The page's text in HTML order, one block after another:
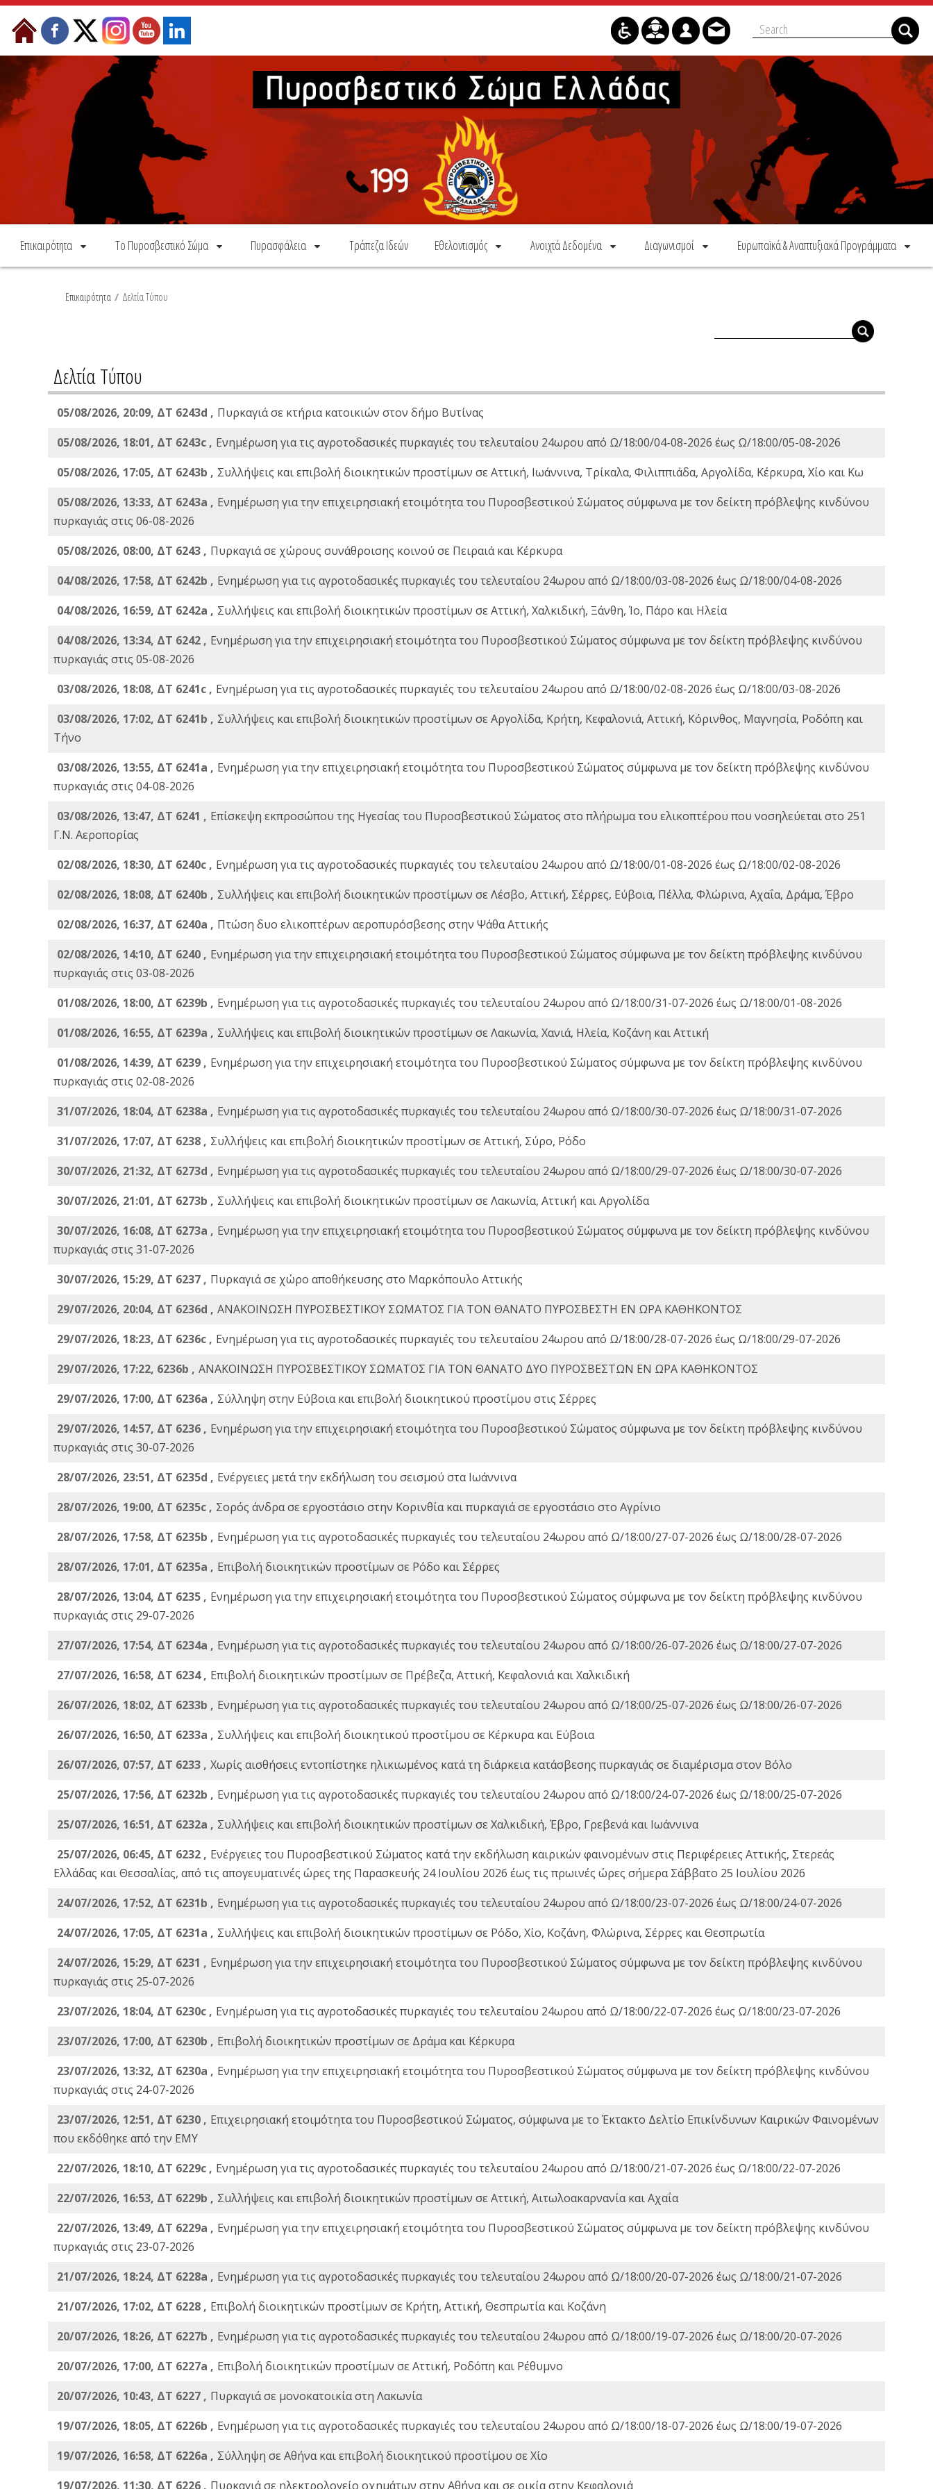
Skip to Content
Επικαιρότητα Το Πυροσβεστικό Σώμα Πυρασφάλεια Τράπεζα Ιδεών Εθελοντισμός Ανοιχτά Δεδομένα Διαγωνισμοί Ευρωπαϊκά & Αναπτυξιακά Προγράμματα
Επικαιρότητα / Δελτία Τύπου
Δελτία Τύπου
05/08/2026, 20:09, ΔΤ 6243d , Πυρκαγιά σε κτήρια κατοικιών στον δήμο Βυτίνας
05/08/2026, 18:01, ΔΤ 6243c , Ενημέρωση για τις αγροτοδασικές πυρκαγιές του τελευταίου 24ωρου από Ω/18:00/04-08-2026 έως Ω/18:00/05-08-2026
05/08/2026, 17:05, ΔΤ 6243b , Συλλήψεις και επιβολή διοικητικών προστίμων σε Αττική, Ιωάννινα, Τρίκαλα, Φιλιππιάδα, Αργολίδα, Κέρκυρα, Χίο και Κω
05/08/2026, 13:33, ΔΤ 6243a , Ενημέρωση για την επιχειρησιακή ετοιμότητα του Πυροσβεστικού Σώματος σύμφωνα με τον δείκτη πρόβλεψης κινδύνου
πυρκαγιάς στις 06-08-2026
05/08/2026, 08:00, ΔΤ 6243 , Πυρκαγιά σε χώρους συνάθροισης κοινού σε Πειραιά και Κέρκυρα
04/08/2026, 17:58, ΔΤ 6242b , Ενημέρωση για τις αγροτοδασικές πυρκαγιές του τελευταίου 24ωρου από Ω/18:00/03-08-2026 έως Ω/18:00/04-08-2026
04/08/2026, 16:59, ΔΤ 6242a , Συλλήψεις και επιβολή διοικητικών προστίμων σε Αττική, Χαλκιδική, Ξάνθη, Ίο, Πάρο και Ηλεία
04/08/2026, 13:34, ΔΤ 6242 , Ενημέρωση για την επιχειρησιακή ετοιμότητα του Πυροσβεστικού Σώματος σύμφωνα με τον δείκτη πρόβλεψης κινδύνου
πυρκαγιάς στις 05-08-2026
03/08/2026, 18:08, ΔΤ 6241c , Ενημέρωση για τις αγροτοδασικές πυρκαγιές του τελευταίου 24ωρου από Ω/18:00/02-08-2026 έως Ω/18:00/03-08-2026
03/08/2026, 17:02, ΔΤ 6241b , Συλλήψεις και επιβολή διοικητικών προστίμων σε Αργολίδα, Κρήτη, Κεφαλονιά, Αττική, Κόρινθος, Μαγνησία, Ροδόπη και
Τήνο
03/08/2026, 13:55, ΔΤ 6241a , Ενημέρωση για την επιχειρησιακή ετοιμότητα του Πυροσβεστικού Σώματος σύμφωνα με τον δείκτη πρόβλεψης κινδύνου
πυρκαγιάς στις 04-08-2026
03/08/2026, 13:47, ΔΤ 6241 , Επίσκεψη εκπροσώπου της Ηγεσίας του Πυροσβεστικού Σώματος στο πλήρωμα του ελικοπτέρου που νοσηλεύεται στο 251
Γ.Ν. Αεροπορίας
02/08/2026, 18:30, ΔΤ 6240c , Ενημέρωση για τις αγροτοδασικές πυρκαγιές του τελευταίου 24ωρου από Ω/18:00/01-08-2026 έως Ω/18:00/02-08-2026
02/08/2026, 18:08, ΔΤ 6240b , Συλλήψεις και επιβολή διοικητικών προστίμων σε Λέσβο, Αττική, Σέρρες, Εύβοια, Πέλλα, Φλώρινα, Αχαΐα, Δράμα, Έβρο
02/08/2026, 16:37, ΔΤ 6240a , Πτώση δυο ελικοπτέρων αεροπυρόσβεσης στην Ψάθα Αττικής
02/08/2026, 14:10, ΔΤ 6240 , Ενημέρωση για την επιχειρησιακή ετοιμότητα του Πυροσβεστικού Σώματος σύμφωνα με τον δείκτη πρόβλεψης κινδύνου
πυρκαγιάς στις 03-08-2026
01/08/2026, 18:00, ΔΤ 6239b , Ενημέρωση για τις αγροτοδασικές πυρκαγιές του τελευταίου 24ωρου από Ω/18:00/31-07-2026 έως Ω/18:00/01-08-2026
01/08/2026, 16:55, ΔΤ 6239a , Συλλήψεις και επιβολή διοικητικών προστίμων σε Λακωνία, Χανιά, Ηλεία, Κοζάνη και Αττική
01/08/2026, 14:39, ΔΤ 6239 , Ενημέρωση για την επιχειρησιακή ετοιμότητα του Πυροσβεστικού Σώματος σύμφωνα με τον δείκτη πρόβλεψης κινδύνου
πυρκαγιάς στις 02-08-2026
31/07/2026, 18:04, ΔΤ 6238a , Ενημέρωση για τις αγροτοδασικές πυρκαγιές του τελευταίου 24ωρου από Ω/18:00/30-07-2026 έως Ω/18:00/31-07-2026
31/07/2026, 17:07, ΔΤ 6238 , Συλλήψεις και επιβολή διοικητικών προστίμων σε Αττική, Σύρο, Ρόδο
30/07/2026, 21:32, ΔΤ 6273d , Ενημέρωση για τις αγροτοδασικές πυρκαγιές του τελευταίου 24ωρου από Ω/18:00/29-07-2026 έως Ω/18:00/30-07-2026
30/07/2026, 21:01, ΔΤ 6273b , Συλλήψεις και επιβολή διοικητικών προστίμων σε Λακωνία, Αττική και Αργολίδα
30/07/2026, 16:08, ΔΤ 6273a , Ενημέρωση για την επιχειρησιακή ετοιμότητα του Πυροσβεστικού Σώματος σύμφωνα με τον δείκτη πρόβλεψης κινδύνου
πυρκαγιάς στις 31-07-2026
30/07/2026, 15:29, ΔΤ 6237 , Πυρκαγιά σε χώρο αποθήκευσης στο Μαρκόπουλο Αττικής
29/07/2026, 20:04, ΔΤ 6236d , ΑΝΑΚΟΙΝΩΣΗ ΠΥΡΟΣΒΕΣΤΙΚΟΥ ΣΩΜΑΤΟΣ ΓΙΑ ΤΟΝ ΘΑΝΑΤΟ ΠΥΡΟΣΒΕΣΤΗ ΕΝ ΩΡΑ ΚΑΘΗΚΟΝΤΟΣ
29/07/2026, 18:23, ΔΤ 6236c , Ενημέρωση για τις αγροτοδασικές πυρκαγιές του τελευταίου 24ωρου από Ω/18:00/28-07-2026 έως Ω/18:00/29-07-2026
29/07/2026, 17:22, 6236b , ΑΝΑΚΟΙΝΩΣΗ ΠΥΡΟΣΒΕΣΤΙΚΟΥ ΣΩΜΑΤΟΣ ΓΙΑ ΤΟΝ ΘΑΝΑΤΟ ΔΥΟ ΠΥΡΟΣΒΕΣΤΩΝ ΕΝ ΩΡΑ ΚΑΘΗΚΟΝΤΟΣ
29/07/2026, 17:00, ΔΤ 6236a , Σύλληψη στην Εύβοια και επιβολή διοικητικού προστίμου στις Σέρρες
29/07/2026, 14:57, ΔΤ 6236 , Ενημέρωση για την επιχειρησιακή ετοιμότητα του Πυροσβεστικού Σώματος σύμφωνα με τον δείκτη πρόβλεψης κινδύνου
πυρκαγιάς στις 30-07-2026
28/07/2026, 23:51, ΔΤ 6235d , Ενέργειες μετά την εκδήλωση του σεισμού στα Ιωάννινα
28/07/2026, 19:00, ΔΤ 6235c , Σορός άνδρα σε εργοστάσιο στην Κορινθία και πυρκαγιά σε εργοστάσιο στο Αγρίνιο
28/07/2026, 17:58, ΔΤ 6235b , Ενημέρωση για τις αγροτοδασικές πυρκαγιές του τελευταίου 24ωρου από Ω/18:00/27-07-2026 έως Ω/18:00/28-07-2026
28/07/2026, 17:01, ΔΤ 6235a , Eπιβολή διοικητικών προστίμων σε Ρόδο και Σέρρες
28/07/2026, 13:04, ΔΤ 6235 , Ενημέρωση για την επιχειρησιακή ετοιμότητα του Πυροσβεστικού Σώματος σύμφωνα με τον δείκτη πρόβλεψης κινδύνου
πυρκαγιάς στις 29-07-2026
27/07/2026, 17:54, ΔΤ 6234a , Ενημέρωση για τις αγροτοδασικές πυρκαγιές του τελευταίου 24ωρου από Ω/18:00/26-07-2026 έως Ω/18:00/27-07-2026
27/07/2026, 16:58, ΔΤ 6234 , Eπιβολή διοικητικών προστίμων σε Πρέβεζα, Αττική, Κεφαλονιά και Χαλκιδική
26/07/2026, 18:02, ΔΤ 6233b , Ενημέρωση για τις αγροτοδασικές πυρκαγιές του τελευταίου 24ωρου από Ω/18:00/25-07-2026 έως Ω/18:00/26-07-2026
26/07/2026, 16:50, ΔΤ 6233a , Συλλήψεις και επιβολή διοικητικού προστίμου σε Κέρκυρα και Εύβοια
26/07/2026, 07:57, ΔΤ 6233 , Χωρίς αισθήσεις εντοπίστηκε ηλικιωμένος κατά τη διάρκεια κατάσβεσης πυρκαγιάς σε διαμέρισμα στον Βόλο
25/07/2026, 17:56, ΔΤ 6232b , Ενημέρωση για τις αγροτοδασικές πυρκαγιές του τελευταίου 24ωρου από Ω/18:00/24-07-2026 έως Ω/18:00/25-07-2026
25/07/2026, 16:51, ΔΤ 6232a , Συλλήψεις και επιβολή διοικητικών προστίμων σε Χαλκιδική, Έβρο, Γρεβενά και Ιωάννινα
25/07/2026, 06:45, ΔΤ 6232 , Ενέργειες του Πυροσβεστικού Σώματος κατά την εκδήλωση καιρικών φαινομένων στις Περιφέρειες Αττικής, Στερεάς
Ελλάδας και Θεσσαλίας, από τις απογευματινές ώρες της Παρασκευής 24 Ιουλίου 2026 έως τις πρωινές ώρες σήμερα Σάββατο 25 Ιουλίου 2026
24/07/2026, 17:52, ΔΤ 6231b , Ενημέρωση για τις αγροτοδασικές πυρκαγιές του τελευταίου 24ωρου από Ω/18:00/23-07-2026 έως Ω/18:00/24-07-2026
24/07/2026, 17:05, ΔΤ 6231a , Συλλήψεις και επιβολή διοικητικών προστίμων σε Ρόδο, Χίο, Κοζάνη, Φλώρινα, Σέρρες και Θεσπρωτία
24/07/2026, 15:29, ΔΤ 6231 , Ενημέρωση για την επιχειρησιακή ετοιμότητα του Πυροσβεστικού Σώματος σύμφωνα με τον δείκτη πρόβλεψης κινδύνου
πυρκαγιάς στις 25-07-2026
23/07/2026, 18:04, ΔΤ 6230c , Ενημέρωση για τις αγροτοδασικές πυρκαγιές του τελευταίου 24ωρου από Ω/18:00/22-07-2026 έως Ω/18:00/23-07-2026
23/07/2026, 17:00, ΔΤ 6230b , Επιβολή διοικητικών προστίμων σε Δράμα και Κέρκυρα
23/07/2026, 13:32, ΔΤ 6230a , Ενημέρωση για την επιχειρησιακή ετοιμότητα του Πυροσβεστικού Σώματος σύμφωνα με τον δείκτη πρόβλεψης κινδύνου
πυρκαγιάς στις 24-07-2026
23/07/2026, 12:51, ΔΤ 6230 , Επιχειρησιακή ετοιμότητα του Πυροσβεστικού Σώματος, σύμφωνα με το Έκτακτο Δελτίο Επικίνδυνων Καιρικών Φαινομένων
που εκδόθηκε από την ΕΜΥ
22/07/2026, 18:10, ΔΤ 6229c , Ενημέρωση για τις αγροτοδασικές πυρκαγιές του τελευταίου 24ωρου από Ω/18:00/21-07-2026 έως Ω/18:00/22-07-2026
22/07/2026, 16:53, ΔΤ 6229b , Σuλλήψεις και επιβολή διοικητικών προστίμων σε Αττική, Αιτωλοακαρνανία και Αχαΐα
22/07/2026, 13:49, ΔΤ 6229a , Ενημέρωση για την επιχειρησιακή ετοιμότητα του Πυροσβεστικού Σώματος σύμφωνα με τον δείκτη πρόβλεψης κινδύνου
πυρκαγιάς στις 23-07-2026
21/07/2026, 18:24, ΔΤ 6228a , Ενημέρωση για τις αγροτοδασικές πυρκαγιές του τελευταίου 24ωρου από Ω/18:00/20-07-2026 έως Ω/18:00/21-07-2026
21/07/2026, 17:02, ΔΤ 6228 , Επιβολή διοικητικών προστίμων σε Κρήτη, Αττική, Θεσπρωτία και Κοζάνη
20/07/2026, 18:26, ΔΤ 6227b , Ενημέρωση για τις αγροτοδασικές πυρκαγιές του τελευταίου 24ωρου από Ω/18:00/19-07-2026 έως Ω/18:00/20-07-2026
20/07/2026, 17:00, ΔΤ 6227a , Επιβολή διοικητικών προστίμων σε Αττική, Ροδόπη και Ρέθυμνο
20/07/2026, 10:43, ΔΤ 6227 , Πυρκαγιά σε μονοκατοικία στη Λακωνία
19/07/2026, 18:05, ΔΤ 6226b , Ενημέρωση για τις αγροτοδασικές πυρκαγιές του τελευταίου 24ωρου από Ω/18:00/18-07-2026 έως Ω/18:00/19-07-2026
19/07/2026, 16:58, ΔΤ 6226a , Σύλληψη σε Αθήνα και επιβολή διοικητικού προστίμου σε Χίο
19/07/2026, 11:30, ΔΤ 6226 , Πυρκαγιά σε ηλεκτρολογείο οχημάτων στην Αθήνα και σε οικία στην Κεφαλονιά